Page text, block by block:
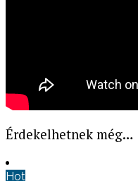
Érdekelhetnek még…
Hot